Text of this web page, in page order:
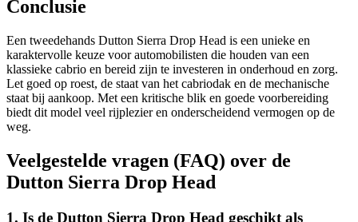
Conclusie
Een tweedehands Dutton Sierra Drop Head is een unieke en
karaktervolle keuze voor automobilisten die houden van een
klassieke cabrio en bereid zijn te investeren in onderhoud en zorg.
Let goed op roest, de staat van het cabriodak en de mechanische
staat bij aankoop. Met een kritische blik en goede voorbereiding
biedt dit model veel rijplezier en onderscheidend vermogen op de
weg.
Veelgestelde vragen (FAQ) over de
Dutton Sierra Drop Head
1. Is de Dutton Sierra Drop Head geschikt als